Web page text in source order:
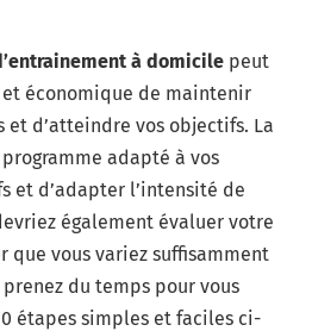
à domicile peut
économique de maintenir
et d’atteindre vos objectifs. La
adapté à vos
et d’adapter l’intensité de
également évaluer votre
que vous variez suffisamment
du temps pour vous
étapes simples et faciles ci-